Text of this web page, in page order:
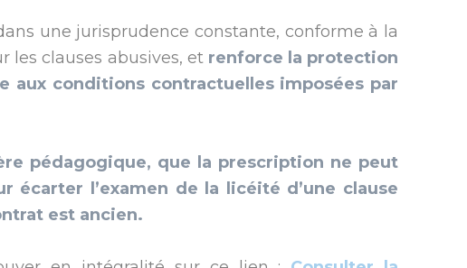
une jurisprudence constante, conforme à la
les clauses abusives, et renforce la protection
aux conditions contractuelles imposées par
pédagogique, que la prescription ne peut
écarter l’examen de la licéité d’une clause
est ancien.